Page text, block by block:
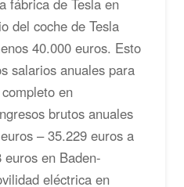
fábrica de Tesla en
del coche de Tesla
40.000 euros. Esto
salarios anuales para
en
brutos anuales
– 35.229 euros a
euros en Baden-
eléctrica en